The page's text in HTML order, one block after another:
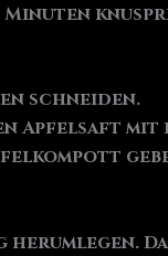
schneiden.
Apfelsaft mit